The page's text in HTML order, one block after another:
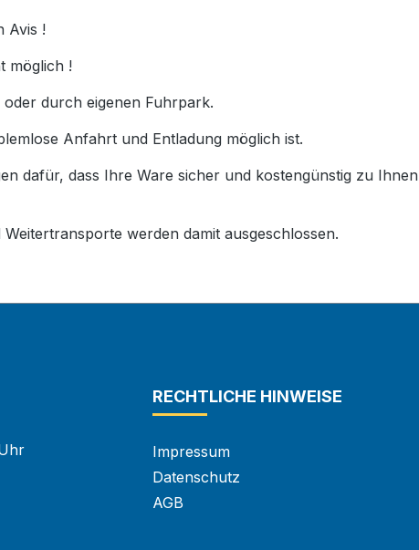
Avis !
möglich !
durch eigenen Fuhrpark.
Anfahrt und Entladung möglich ist.
dafür, dass Ihre Ware sicher und kostengünstig zu Ihnen
werden damit ausgeschlossen.
RECHTLICHE HINWEISE
Impressum
Datenschutz
AGB